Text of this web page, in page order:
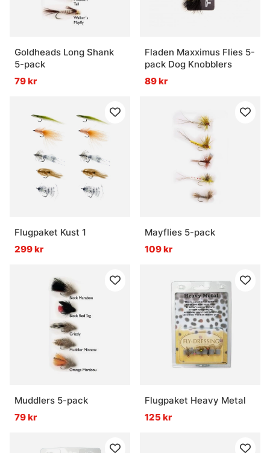
Goldheads Long Shank
5-pack
79 kr
Fladen Maxximus Flies 5-
pack Dog Knobblers
89 kr
Flugpaket Kust 1
299 kr
Mayflies 5-pack
109 kr
Muddlers 5-pack
79 kr
Flugpaket Heavy Metal
125 kr